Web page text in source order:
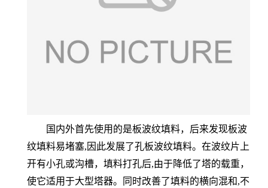
国内外首先使用的是板波纹填料，后来发现板波
纹填料易堵塞,因此发展了孔板波纹填料。在波纹片上
开有小孔或沟槽，填料打孔后,由于降低了塔的载重，
使它适用于大型塔器。同时改善了填料的横向混和,不